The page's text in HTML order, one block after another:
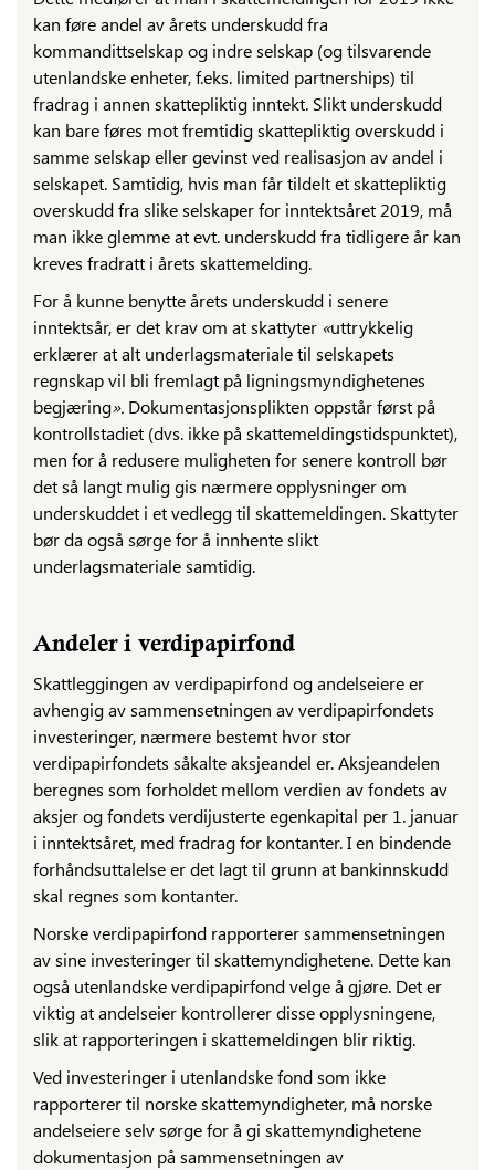
kan føre andel av årets underskudd fra
kommandittselskap og indre selskap (og tilsvarende
utenlandske enheter, f.eks. limited partnerships) til
fradrag i annen skattepliktig inntekt. Slikt underskudd
kan bare føres mot fremtidig skattepliktig overskudd i
samme selskap eller gevinst ved realisasjon av andel i
selskapet. Samtidig, hvis man får tildelt et skattepliktig
overskudd fra slike selskaper for inntektsåret 2019, må
man ikke glemme at evt. underskudd fra tidligere år kan
kreves fradratt i årets skattemelding.
For å kunne benytte årets underskudd i senere
inntektsår, er det krav om at skattyter «uttrykkelig
erklærer at alt underlagsmateriale til selskapets
regnskap vil bli fremlagt på ligningsmyndighetenes
begjæring». Dokumentasjonsplikten oppstår først på
kontrollstadiet (dvs. ikke på skattemeldingstidspunktet),
men for å redusere muligheten for senere kontroll bør
det så langt mulig gis nærmere opplysninger om
underskuddet i et vedlegg til skattemeldingen. Skattyter
bør da også sørge for å innhente slikt
underlagsmateriale samtidig.
Andeler i verdipapirfond
Skattleggingen av verdipapirfond og andelseiere er
avhengig av sammensetningen av verdipapirfondets
investeringer, nærmere bestemt hvor stor
verdipapirfondets såkalte aksjeandel er. Aksjeandelen
beregnes som forholdet mellom verdien av fondets av
aksjer og fondets verdijusterte egenkapital per 1. januar
i inntektsåret, med fradrag for kontanter. I en bindende
forhåndsuttalelse er det lagt til grunn at bankinnskudd
skal regnes som kontanter.
Norske verdipapirfond rapporterer sammensetningen
av sine investeringer til skattemyndighetene. Dette kan
også utenlandske verdipapirfond velge å gjøre. Det er
viktig at andelseier kontrollerer disse opplysningene,
slik at rapporteringen i skattemeldingen blir riktig.
Ved investeringer i utenlandske fond som ikke
rapporterer til norske skattemyndigheter, må norske
andelseiere selv sørge for å gi skattemyndighetene
dokumentasjon på sammensetningen av